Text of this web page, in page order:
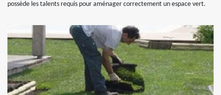
possède les talents requis pour aménager correctement un espace vert.